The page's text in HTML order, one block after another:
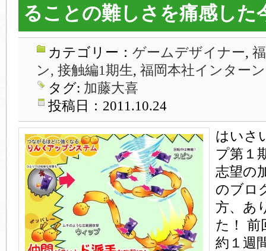
ることの難しさを痛感した
カテゴリー： ゲームデザイナー,
ン, 接触編1期生, 福岡本社インターン
タグ: 加藤大喜
投稿日：2011.10.24
はいさ
プ第１
志望の
のブロ
方、あ
た！ 前
約１週